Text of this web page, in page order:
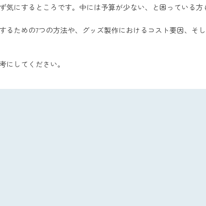
にするところです。中には予算が少ない、と困っている方
ための7つの方法や、グッズ製作におけるコスト要因、そ
してください。